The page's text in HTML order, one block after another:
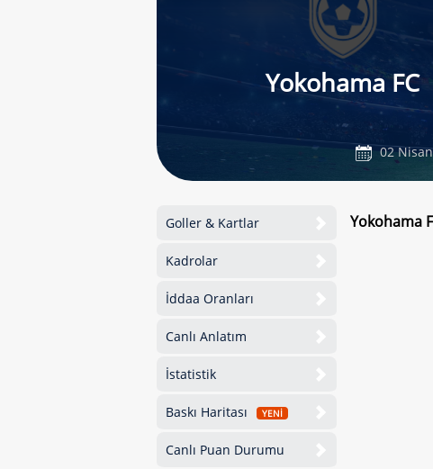
Yokohama FC
02
Goller & Kartlar
Kadrolar
İddaa Oranları
Canlı Anlatım
İstatistik
Baskı Haritası YENİ
Canlı Puan Durumu
Yokohama